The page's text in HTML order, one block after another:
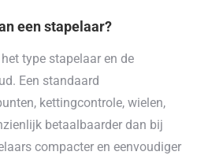
een stapelaar?
type stapelaar en de
Een standaard
kettingcontrole, wielen,
betaalbaarder dan bij
compacter en eenvoudiger